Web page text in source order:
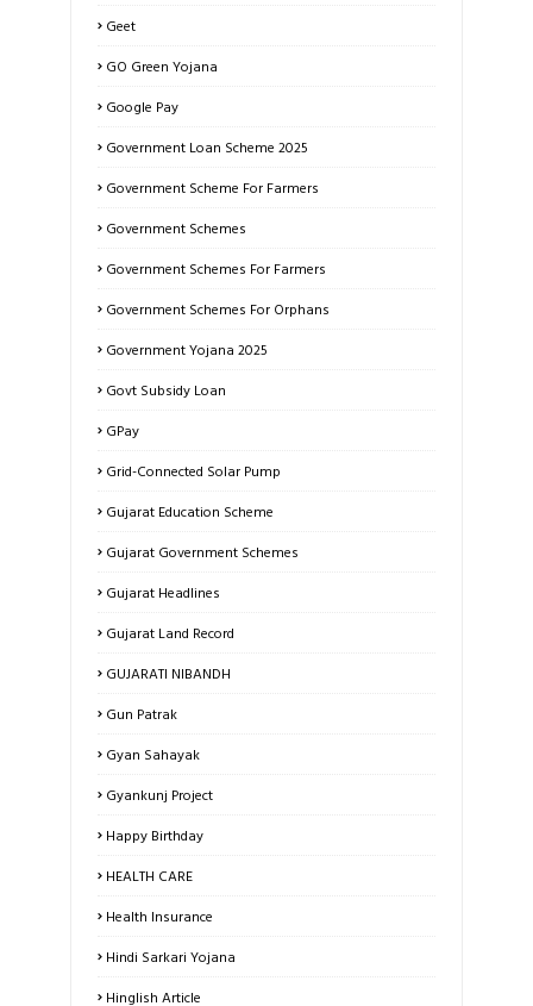
Geet
GO Green Yojana
Google Pay
Government Loan Scheme 2025
Government Scheme For Farmers
Government Schemes
Government Schemes For Farmers
Government Schemes For Orphans
Government Yojana 2025
Govt Subsidy Loan
GPay
Grid-Connected Solar Pump
Gujarat Education Scheme
Gujarat Government Schemes
Gujarat Headlines
Gujarat Land Record
GUJARATI NIBANDH
Gun Patrak
Gyan Sahayak
Gyankunj Project
Happy Birthday
HEALTH CARE
Health Insurance
Hindi Sarkari Yojana
Hinglish Article